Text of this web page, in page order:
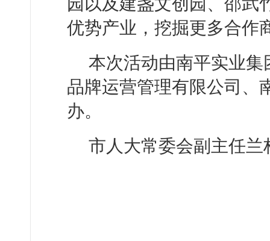
优势产业，挖掘更多合作
本次活动由南平实业
品牌运营管理有限公司、
办。
市人大常委会副主任兰